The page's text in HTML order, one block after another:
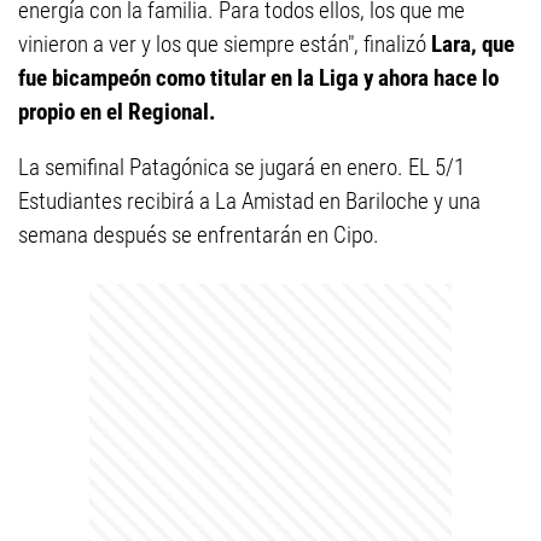
energía con la familia. Para todos ellos, los que me
vinieron a ver y los que siempre están", finalizó Lara, que
fue bicampeón como titular en la Liga y ahora hace lo
propio en el Regional.
La semifinal Patagónica se jugará en enero. EL 5/1
Estudiantes recibirá a La Amistad en Bariloche y una
semana después se enfrentarán en Cipo.